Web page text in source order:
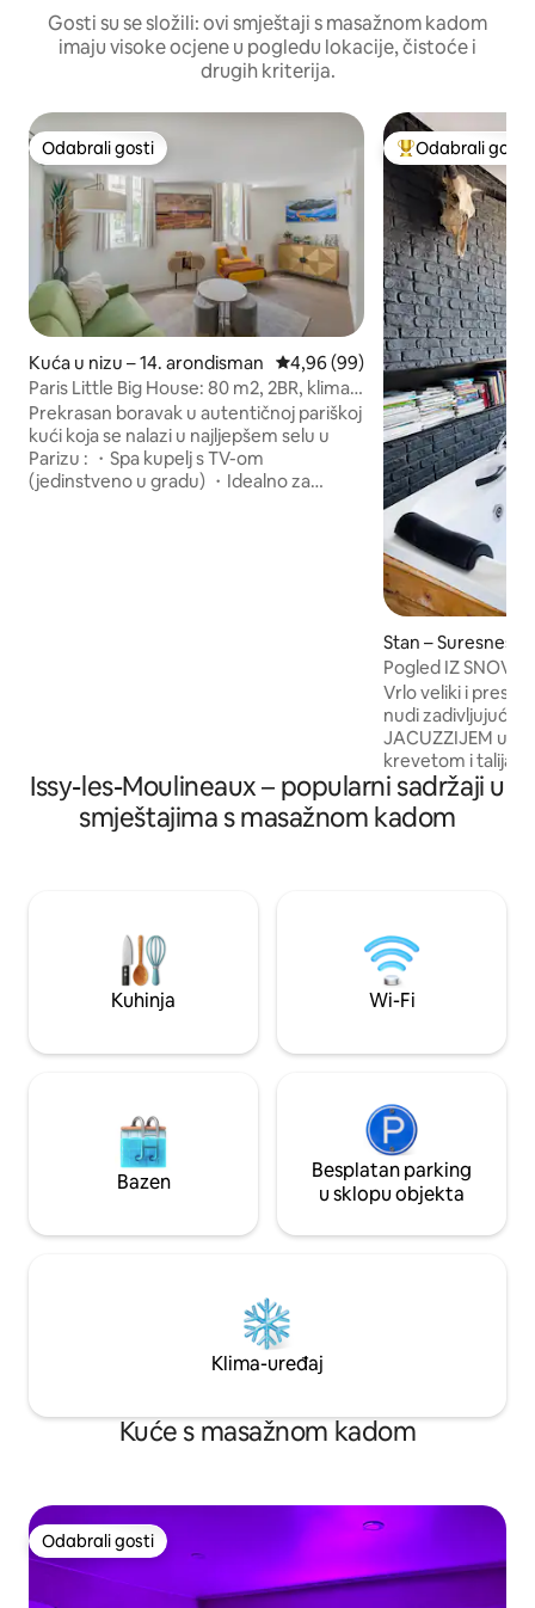
Gosti su se složili: ovi smještaji s masažnom kadom
imaju visoke ocjene u pogledu lokacije, čistoće i
drugih kriterija.
Odabrali gosti
Odabrali gosti
Kuća u nizu – 14. arondisman Prosječna ocjena: 4,96/5,
4,96 (99)
Paris Little Big House: 80 m2, 2BR, klima-
uređaj, jacuzzi
Prekrasan boravak u autentičnoj pariškoj
kući koja se nalazi u najljepšem selu u
Parizu : ・Spa kupelj s TV-om
(jedinstveno u gradu) ・Idealno za
Među najviše
Odabrali gosti
Stan – Suresnes
Pogled IZ SNOVA
centra PARIZA!
Vrlo veliki i
nudi zadivljujući
JACUZZIJEM u
krevetom i
u mirnoj i sigurnoj
poznate avenije
Elysées (centar Pariza). Za
(možete dodati i
rođendan”), a za
bocu šampanjca i
Issy-les-Moulineaux – popularni sadržaji u
smještajima s masažnom kadom
Kuhinja Wi-Fi
Bazen
Besplatan parking
u sklopu objekta
Klima-uređaj
Kuće s masažnom kadom
Odabrali gosti
Odabrali gosti